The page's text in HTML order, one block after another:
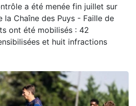
a été menée fin juillet sur
la Chaîne des Puys - Faille de
ont été mobilisés : 42
et huit infractions